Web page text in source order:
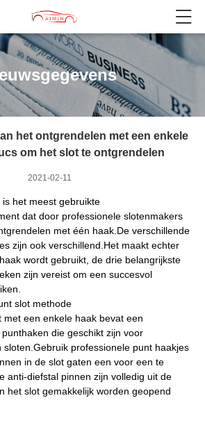
het ontgrendelen met een enkele
om het slot te ontgrendelen
2021-02-11
het meest gebruikte
dat door professionele slotenmakers
met één haak.De verschillende
zijn ook verschillend.Het maakt echter
wordt gebruikt, de drie belangrijkste
zijn vereist om een succesvol
slot methode
met een enkele haak bevat een
die geschikt zijn voor
sloten.Gebruik professionele punt haakjes
in de slot gaten een voor een te
anti-diefstal pinnen zijn volledig uit de
het slot gemakkelijk worden geopend